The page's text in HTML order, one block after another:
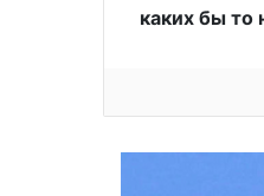
каких бы то